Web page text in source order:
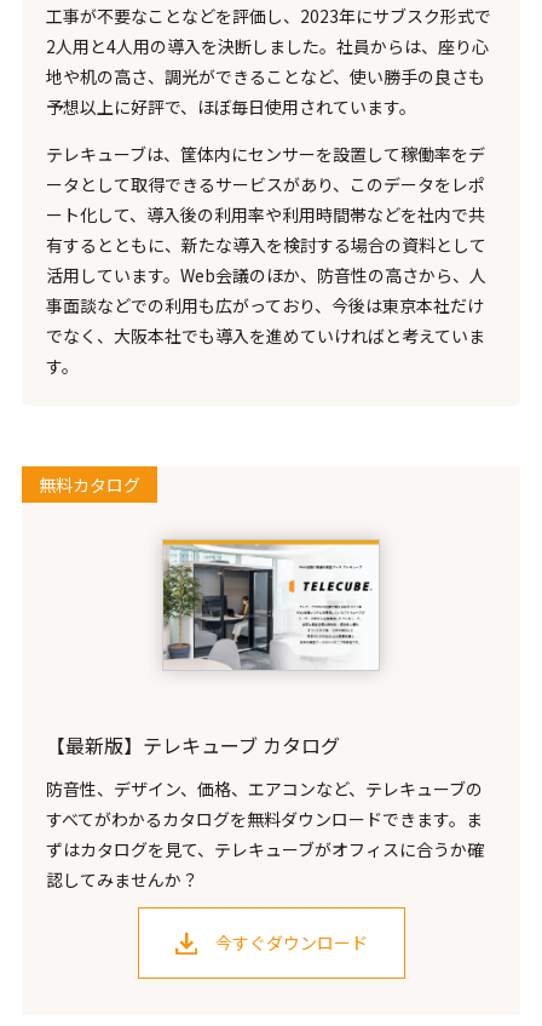
工事が不要なことなどを評価し、2023年にサブスク形式で
2人用と4人用の導入を決断しました。社員からは、座り心
地や机の高さ、調光ができることなど、使い勝手の良さも
予想以上に好評で、ほぼ毎日使用されています。
テレキューブは、筐体内にセンサーを設置して稼働率をデ
ータとして取得できるサービスがあり、このデータをレポ
ート化して、導入後の利用率や利用時間帯などを社内で共
有するとともに、新たな導入を検討する場合の資料として
活用しています。Web会議のほか、防音性の高さから、人
事面談などでの利用も広がっており、今後は東京本社だけ
でなく、大阪本社でも導入を進めていければと考えていま
す。
無料カタログ
【最新版】テレキューブ カタログ
防音性、デザイン、価格、エアコンなど、テレキューブの
すべてがわかるカタログを無料ダウンロードできます。ま
ずはカタログを見て、テレキューブがオフィスに合うか確
認してみませんか？
今すぐダウンロード